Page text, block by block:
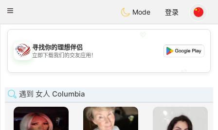
Dating
Toggle
Mode 登录
💖
💕
寻找你的理想伴侣
立即下载我们的交友应用！
遇到 女人 Columbia